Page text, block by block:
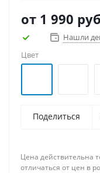
от 1 990
Нашли
Цвет
Поделиться
Цена действительна
отличаться от цен в